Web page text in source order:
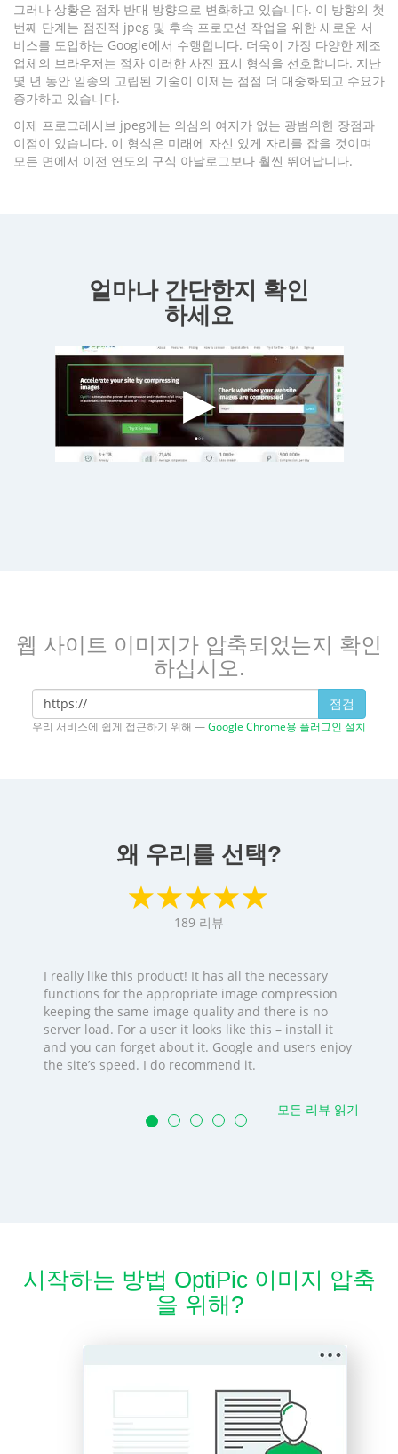
그러나 상황은 점차 반대 방향으로 변화하고 있습니다. 이 방향의 첫
번째 단계는 점진적 jpeg 및 후속 프로모션 작업을 위한 새로운 서
비스를 도입하는 Google에서 수행합니다. 더욱이 가장 다양한 제조
업체의 브라우저는 점차 이러한 사진 표시 형식을 선호합니다. 지난
몇 년 동안 일종의 고립된 기술이 이제는 점점 더 대중화되고 수요가
증가하고 있습니다.
이제 프로그레시브 jpeg에는 의심의 여지가 없는 광범위한 장점과
이점이 있습니다. 이 형식은 미래에 자신 있게 자리를 잡을 것이며
모든 면에서 이전 연도의 구식 아날로그보다 훨씬 뛰어납니다.
얼마나 간단한지 확인
하세요
웹 사이트 이미지가 압축되었는지 확인
하십시오.
점검
우리 서비스에 쉽게 접근하기 위해 —Google Chrome용 플러그인 설치
왜 우리를 선택?
189 리뷰
I really like this product! It has all the necessary
functions for the appropriate image compression
keeping the same image quality and there is no
server load. For a user it looks like this – install it
and you can forget about it. Google and users enjoy
the site’s speed. I do recommend it.
모든 리뷰 읽기
시작하는 방법 OptiPic 이미지 압축
을 위해?